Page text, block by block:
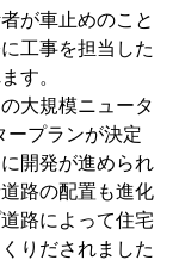
が車止めのこと
工事を担当した
す。
大規模ニュータ
ープランが決定
開発が進められ
路の配置も進化
路によって住宅
りだされました